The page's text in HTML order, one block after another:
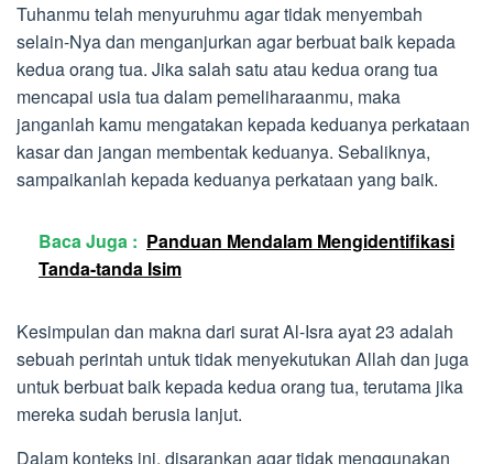
Tuhanmu telah menyuruhmu agar tidak menyembah
selain-Nya dan menganjurkan agar berbuat baik kepada
kedua orang tua. Jika salah satu atau kedua orang tua
mencapai usia tua dalam pemeliharaanmu, maka
janganlah kamu mengatakan kepada keduanya perkataan
kasar dan jangan membentak keduanya. Sebaliknya,
sampaikanlah kepada keduanya perkataan yang baik.
Baca Juga : Panduan Mendalam Mengidentifikasi
Tanda-tanda Isim
Kesimpulan dan makna dari surat Al-Isra ayat 23 adalah
sebuah perintah untuk tidak menyekutukan Allah dan juga
untuk berbuat baik kepada kedua orang tua, terutama jika
mereka sudah berusia lanjut.
Dalam konteks ini, disarankan agar tidak menggunakan